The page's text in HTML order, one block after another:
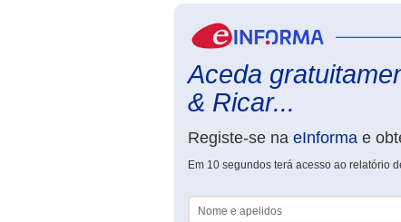
Aceda
& Ricar...
Registe-se na eInforma e
Em 10 segundos terá acesso ao relatório